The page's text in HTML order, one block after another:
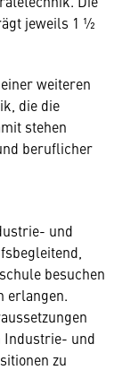
jeweils 1 ½
weiteren
die die
stehen
beruflicher
und
besuchen
erlangen.
Industrie- und
zu